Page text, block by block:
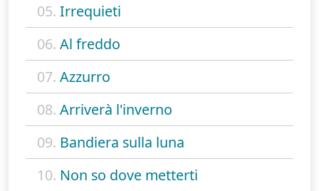
05. Irrequieti
06. Al freddo
07. Azzurro
08. Arriverà l'inverno
09. Bandiera sulla luna
10. Non so dove metterti